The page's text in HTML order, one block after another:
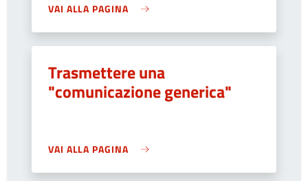
VAI ALLA PAGINA
Trasmettere una
"comunicazione generica"
VAI ALLA PAGINA